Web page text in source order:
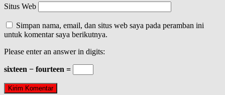
Situs Web
Simpan nama, email, dan situs web saya pada peramban ini
untuk komentar saya berikutnya.
Please enter an answer in digits:
sixteen − fourteen =